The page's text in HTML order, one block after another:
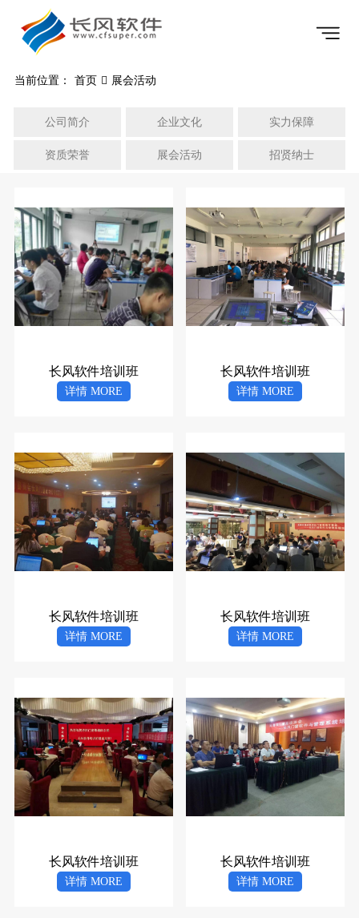
当前位置： 首页 展会活动
公司简介 企业文化 实力保障
资质荣誉 展会活动 招贤纳士
长风软件培训班
详情 MORE
长风软件培训班
详情 MORE
长风软件培训班
详情 MORE
长风软件培训班
详情 MORE
长风软件培训班
详情 MORE
长风软件培训班
详情 MORE